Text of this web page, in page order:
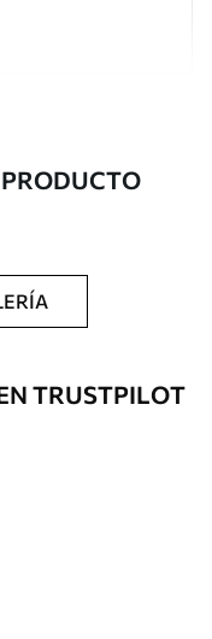
de barniz
murales de pared con
pueden
aplicación sin
TRUSTPILOT